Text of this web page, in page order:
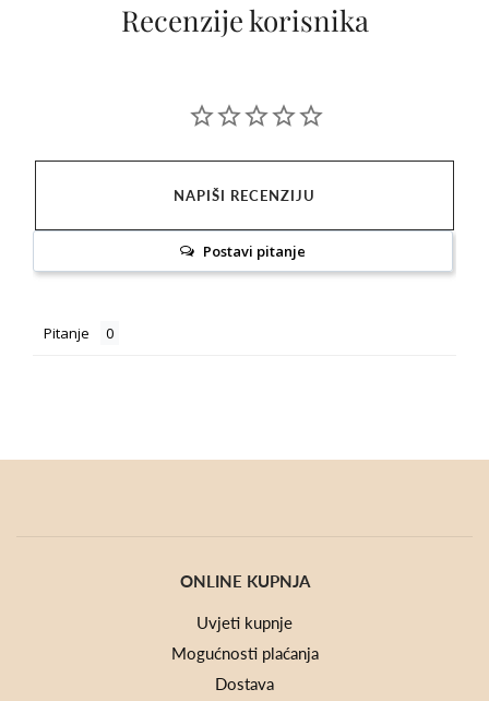
Recenzije korisnika
NAPIŠI RECENZIJU
Postavi pitanje
Pitanje
ONLINE KUPNJA
Uvjeti kupnje
Mogućnosti plaćanja
Dostava